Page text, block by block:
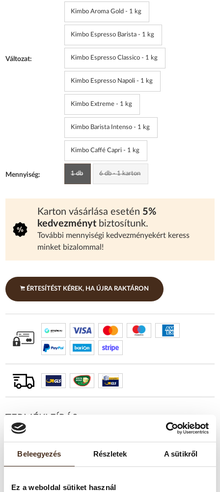
Beleegyezés Részletek A sütikről
Ez a weboldal sütiket használ
Változat:
Kimbo Aroma Gold - 1 kg
Kimbo Espresso Barista - 1 kg
Kimbo Espresso Classico - 1 kg
Kimbo Espresso Napoli - 1 kg
Kimbo Extreme - 1 kg
Kimbo Barista Intenso - 1 kg
Kimbo Caffé Capri - 1 kg
Mennyiség: 1 db 6 db - 1 karton
Karton vásárlása esetén 5%
kedvezményt biztosítunk.
További mennyiségi kedvezményekért keress
minket bizalommal!
ÉRTESÍTÉST KÉREK, HA ÚJRA RAKTÁRON
TERMÉKLEÍRÁS
A Kimbo Extra Cream egy kiváló minőségű szemes
kávékeverék, amelyet gondosan válogatott Arabica és
Robusta kávészemekből állítanak elő. A közepes pörkölésű